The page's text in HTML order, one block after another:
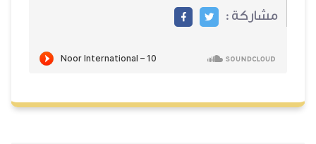
مشاركة :